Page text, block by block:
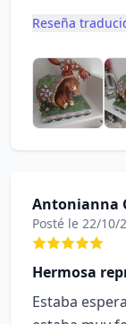
Reseña
Antonianna
Posté le 22/10/
Hermosa
Estaba